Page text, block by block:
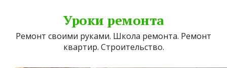
Уроки ремонта
Ремонт своими руками. Школа ремонта. Ремонт
квартир. Строительство.